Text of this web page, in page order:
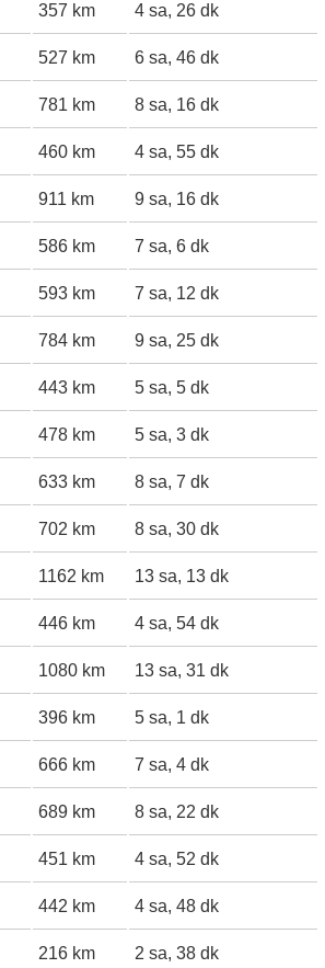
357 km 4 sa, 26 dk
527 km 6 sa, 46 dk
781 km 8 sa, 16 dk
460 km 4 sa, 55 dk
911 km 9 sa, 16 dk
586 km 7 sa, 6 dk
593 km 7 sa, 12 dk
784 km 9 sa, 25 dk
443 km 5 sa, 5 dk
478 km 5 sa, 3 dk
633 km 8 sa, 7 dk
702 km 8 sa, 30 dk
1162 km 13 sa, 13 dk
446 km 4 sa, 54 dk
1080 km 13 sa, 31 dk
396 km 5 sa, 1 dk
666 km 7 sa, 4 dk
689 km 8 sa, 22 dk
451 km 4 sa, 52 dk
442 km 4 sa, 48 dk
216 km 2 sa, 38 dk